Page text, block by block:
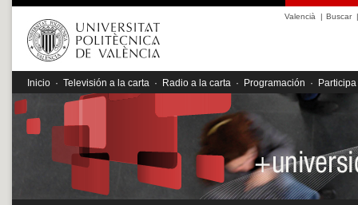
Valencià | Buscar|
Inicio · Televisión a la carta · Radio a la carta · Programación · Participa